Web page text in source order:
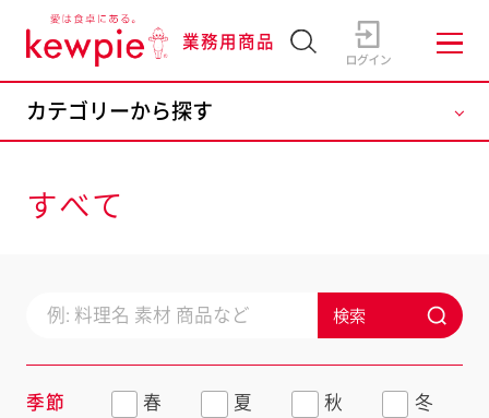
業務用商品
すべて
検索
季節 春 夏 秋 冬